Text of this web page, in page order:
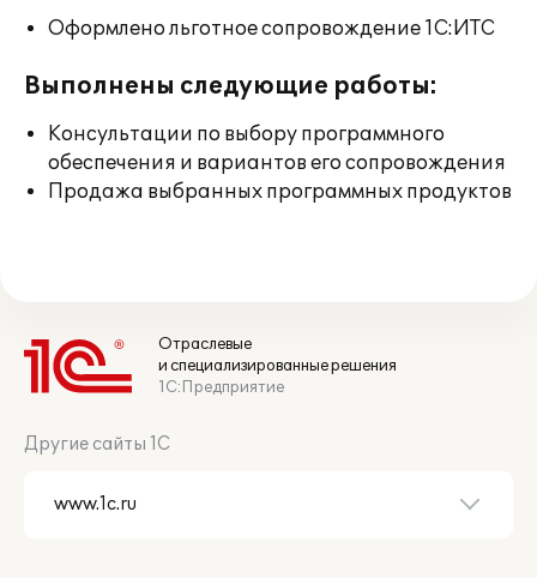
Оформлено льготное сопровождение 1С:ИТС
Выполнены следующие работы:
Консультации по выбору программного
обеспечения и вариантов его сопровождения
Продажа выбранных программных продуктов
Отраслевые
и специализированные решения
1С:Предприятие
Другие сайты 1С